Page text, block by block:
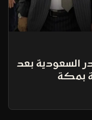
السعودية بعد
بمكة